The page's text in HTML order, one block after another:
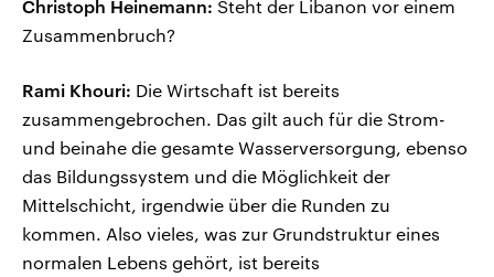
Christoph Heinemann: Steht der Libanon vor einem
Zusammenbruch?
Rami Khouri: Die Wirtschaft ist bereits
zusammengebrochen. Das gilt auch für die Strom-
und beinahe die gesamte Wasserversorgung, ebenso
das Bildungssystem und die Möglichkeit der
Mittelschicht, irgendwie über die Runden zu
kommen. Also vieles, was zur Grundstruktur eines
normalen Lebens gehört, ist bereits